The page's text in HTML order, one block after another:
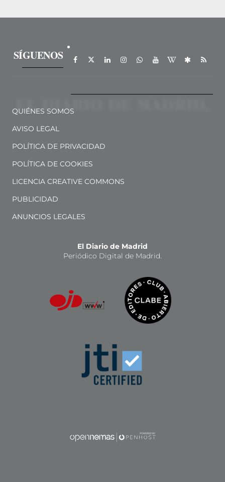
SÍGUENOS
QUIÉNES SOMOS
AVISO LEGAL
POLÍTICA DE PRIVACIDAD
POLÍTICA DE COOKIES
LICENCIA CREATIVE COMMONS
PUBLICIDAD
ANUNCIOS LEGALES
El Diario de Madrid
Periódico Digital de Madrid.